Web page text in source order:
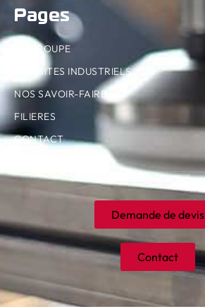
Pages
LE GROUPE
NOS SITES INDUSTRIELS
NOS SAVOIR-FAIRE
FILIERES
CONTACT
Demande de devis
Contact